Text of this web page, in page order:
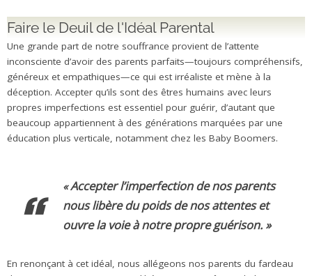
Faire le Deuil de l'Idéal Parental
Une grande part de notre souffrance provient de l’attente
inconsciente d’avoir des parents parfaits—toujours compréhensifs,
généreux et empathiques—ce qui est irréaliste et mène à la
déception. Accepter qu’ils sont des êtres humains avec leurs
propres imperfections est essentiel pour guérir, d’autant que
beaucoup appartiennent à des générations marquées par une
éducation plus verticale, notamment chez les Baby Boomers.
«Accepter l’imperfection de nos parents
nous libère du poids de nos attentes et
ouvre la voie à notre propre guérison. »
En renonçant à cet idéal, nous allégeons nos parents du fardeau